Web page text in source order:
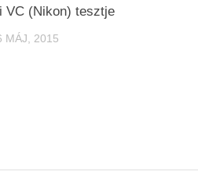
VC (Nikon) tesztje
MÁJ, 2015